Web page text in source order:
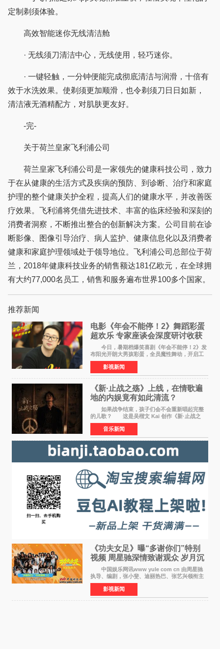
定制剃须体验。
高效智能迷你无线清洁舱
· 无线须刀清洁中心，无线使用，轻巧迷你。
· 一键轻触，一分钟便能完成彻底清洁与润滑，十倍有
效于水洗效果。使剃须更加顺滑，也令剃须刀日日如新，
清洁液无酒精配方，对肌肤更友好。
-完-
关于荷兰皇家飞利浦公司
荷兰皇家飞利浦公司是一家领先的健康科技公司，致力
于在从健康的生活方式及疾病的预防、到诊断、治疗和家庭
护理的整个健康关护全程，提高人们的健康水平，并改善医
疗效果。飞利浦将凭借先进技术、丰富的临床经验和深刻的
消费者洞察，不断推出整合的创新解决方案。公司目前在诊
断影像、图像引导治疗、病人监护、健康信息化以及消费者
健康和家庭护理领域处于领导地位。飞利浦公司总部位于荷
兰，2018年健康科技业务的销售额达181亿欧元，在全球拥
有大约77,000名员工，销售和服务遍布世界100多个国家。
推荐新闻
电影《年会不能停！2》舞蹈彩蛋
超欢乐 专家座谈会深度研讨收获
满满
今日，暑期档爆笑喜剧《年会不能停！2》发
布阳光开朗大男孩彩蛋，全员魔性舞动，开启工
位狂欢模式。影片于昨日同步举办专家座谈会，
导演董润年、总制片人应萝佳出席现场，与一众
业内、学界专家
影视新闻
《新·止战之殇》上线，在情歌遍
地的内娱竟有如此清流？
如果战争结束，孩子们会不会重新唱起完整
的儿歌？ 这是吴楷文 Kai 创作《新·止战之
殇》时最初的想法。 从伊朗相关冲突引发的
地区局势，到世界各地仍在发生的动荡与不安，
战争从来不只
音乐新闻
《功夫女足》曝“多谢你们”特别
视频 周星驰深情致谢观众 岁月沉
淀不灭初心
中国娱乐网讯www yule com cn 由周星驰
执导、编剧，张小斐、迪丽热巴、张艺兴领衔主
演，刘嘉玲、佐藤健特别出演，艾米、雪野、蔡
思贝、胡予安、倪好特别介绍的喜剧电影《功夫
女足》释出多谢你
影视新闻